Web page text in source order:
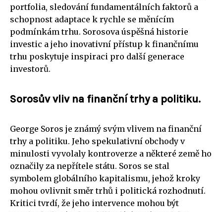
portfolia, sledování fundamentálních faktorů a
schopnost adaptace k rychle se měnícím
podmínkám trhu. Sorosova úspěšná historie
investic a jeho inovativní přístup k finančnímu
trhu poskytuje inspiraci pro další generace
investorů.
Sorosův vliv na finanční trhy a politiku.
George Soros je známý svým vlivem na finanční
trhy a politiku. Jeho spekulativní obchody v
minulosti vyvolaly kontroverze a některé země ho
označily za nepřítele státu. Soros se stal
symbolem globálního kapitalismu, jehož kroky
mohou ovlivnit směr trhů i politická rozhodnutí.
Kritici tvrdí, že jeho intervence mohou být